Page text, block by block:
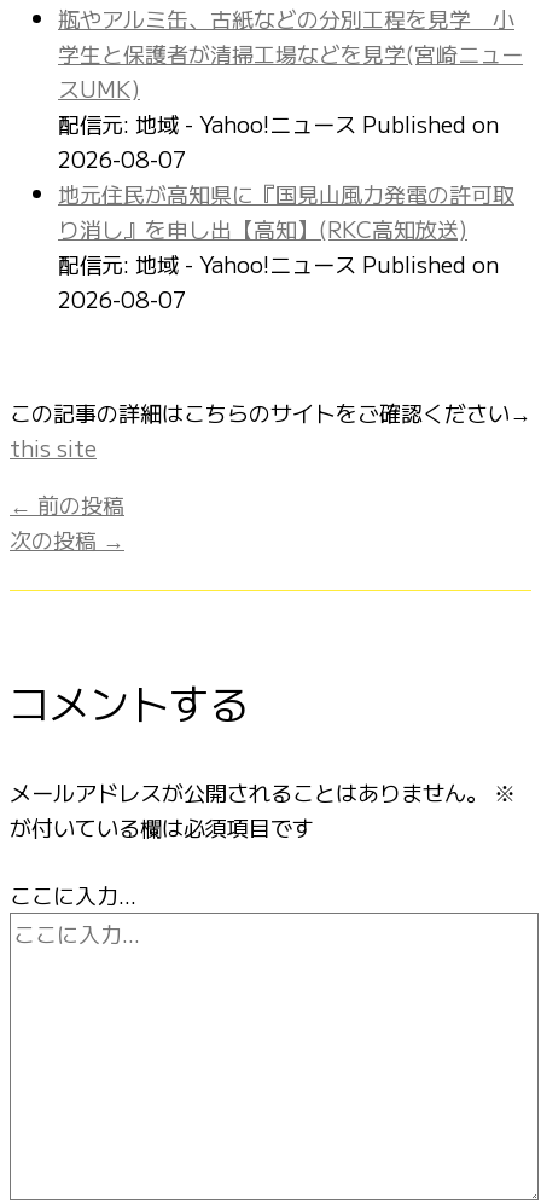
瓶やアルミ缶、古紙などの分別工程を見学 小
学生と保護者が清掃工場などを見学(宮崎ニュー
スUMK)
配信元: 地域 - Yahoo!ニュース Published on
2026-08-07
地元住民が高知県に『国見山風力発電の許可取
り消し』を申し出【高知】(RKC高知放送)
配信元: 地域 - Yahoo!ニュース Published on
2026-08-07
この記事の詳細はこちらのサイトをご確認ください→
this site
← 前の投稿
次の投稿 →
コメントする
メールアドレスが公開されることはありません。
※
が付いている欄は必須項目です
ここに入力…